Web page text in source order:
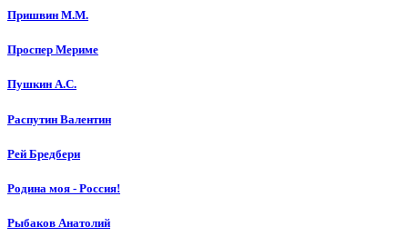
Пришвин М.М.
Проспер Мериме
Пушкин А.С.
Распутин Валентин
Рей Бредбери
Родина моя - Россия!
Рыбаков Анатолий